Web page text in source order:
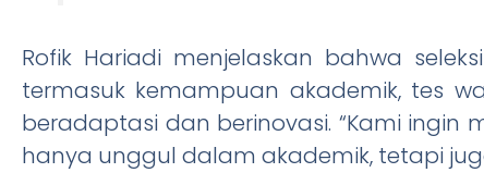
Rofik Hariadi menjelaskan bahwa
termasuk kemampuan akademik, tes
beradaptasi dan berinovasi. “Kami
hanya unggul dalam akademik, tetapi